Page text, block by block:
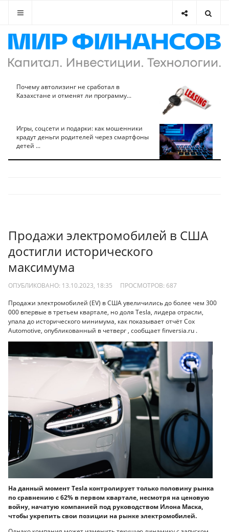
Почему автолизинг не сработал в
Казахстане и отменят ли программу...
Игры, соцсети и подарки: как мошенники
крадут деньги родителей через смартфоны
детей ...
Продажи электромобилей в США
достигли исторического
максимума
ОПУБЛИКОВАНО: 13.10.2023, 18:35 ПРОСМОТРОВ: 687
Продажи электромобилей (EV) в США увеличились до более чем 300
000 впервые в третьем квартале, но доля Tesla, лидера отрасли,
упала до исторического минимума, как показывает отчёт Cox
Automotive, опубликованный в четверг , сообщает finversia.ru .
На данный момент Tesla контролирует только половину рынка
по сравнению с 62% в первом квартале, несмотря на ценовую
войну, начатую компанией под руководством Илона Маска,
чтобы укрепить свои позиции на рынке электромобилей.